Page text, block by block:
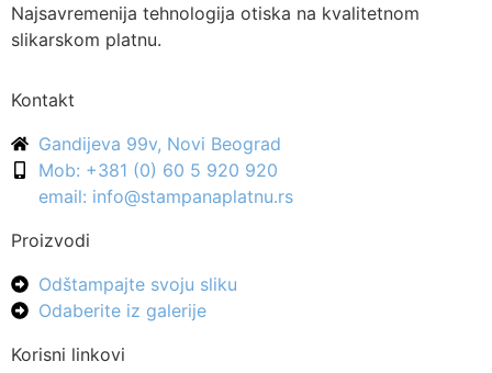
Najsavremenija tehnologija otiska na kvalitetnom
slikarskom platnu.
Kontakt
Gandijeva 99v, Novi Beograd
Mob: +381 (0) 60 5 920 920
email: info@stampanaplatnu.rs
Proizvodi
Odštampajte svoju sliku
Odaberite iz galerije
Korisni linkovi